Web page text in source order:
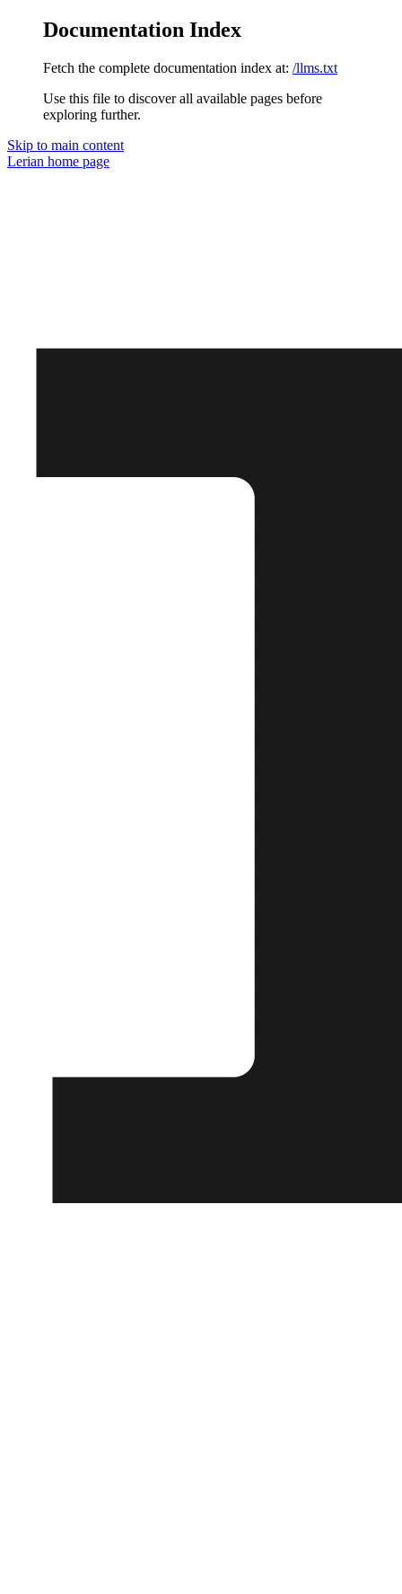
Documentation Index
Fetch the complete documentation index at: /llms.txt
Use this file to discover all available pages before
exploring further.
Skip to main content
Lerian home page